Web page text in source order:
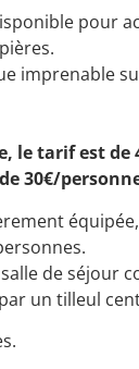
pour
imprenable
le tarif est de
30€/
de
un tilleul